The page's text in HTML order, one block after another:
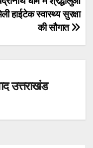
हाईटेक स्वास्थ्य सुरक्षा
की सौगात
उत्तराखंड